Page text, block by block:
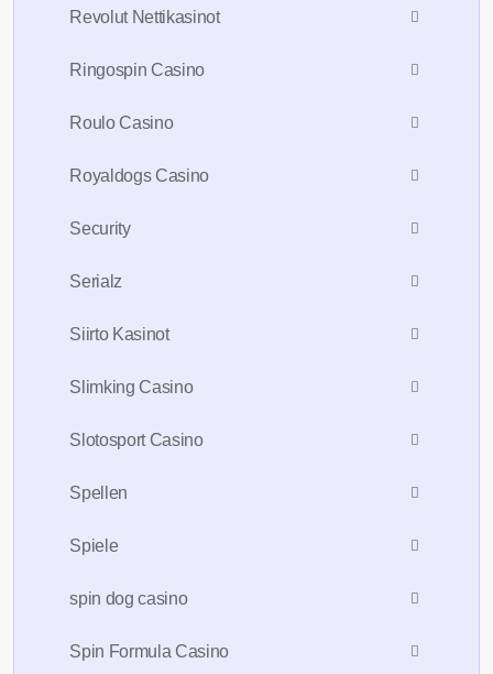
Revolut Nettikasinot
Ringospin Casino
Roulo Casino
Royaldogs Casino
Security
Serialz
Siirto Kasinot
Slimking Casino
Slotosport Casino
Spellen
Spiele
spin dog casino
Spin Formula Casino